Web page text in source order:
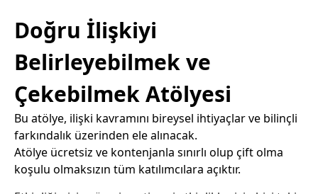
Doğru İlişkiyi
Belirleyebilmek ve
Çekebilmek Atölyesi
Bu atölye, ilişki kavramını bireysel ihtiyaçlar ve bilinçli
farkındalık üzerinden ele alınacak.
Atölye ücretsiz ve kontenjanla sınırlı olup çift olma
koşulu olmaksızın tüm katılımcılara açıktır.